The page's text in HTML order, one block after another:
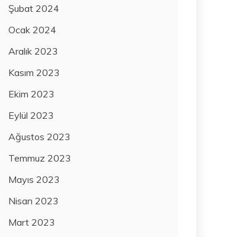
Şubat 2024
Ocak 2024
Aralık 2023
Kasım 2023
Ekim 2023
Eylül 2023
Ağustos 2023
Temmuz 2023
Mayıs 2023
Nisan 2023
Mart 2023